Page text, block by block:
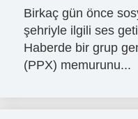
Birkaç gün önce
şehriyle ilgili ses
Haberde bir grup
(PPX) memurunu...